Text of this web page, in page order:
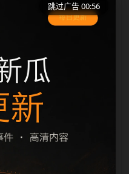
展开，适合移动端用户
路径和延伸阅读方向。
同一批页面出现高度重
看标题是否明确，再看
过栏目入口继续浏览同
同类推荐、热门推荐、
让重要页面点击深度控
实时热榜持续补充新内
跳过广告 00:56